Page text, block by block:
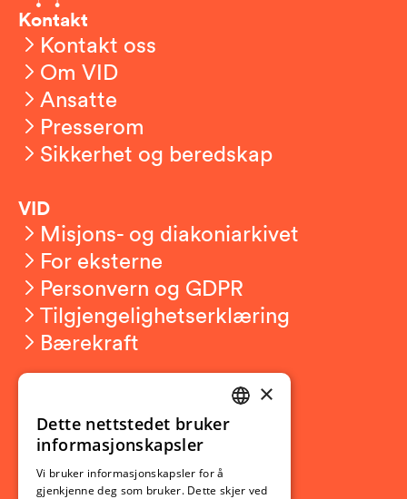
Kontakt
Kontakt oss
Om VID
Ansatte
Presserom
Sikkerhet og beredskap
VID
Misjons- og diakoniarkivet
For eksterne
Personvern og GDPR
Tilgjengelighetserklæring
Bærekraft
Ny student
Utveksling
Opptak
NORWEGIAN
×
Dette nettstedet bruker
informasjonskapsler
Vi bruker informasjonskapsler for å
gjenkjenne deg som bruker. Dette skjer ved